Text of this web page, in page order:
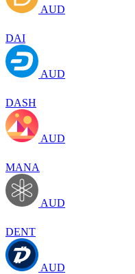
AUD
DAI
AUD
DASH
AUD
MANA
AUD
DENT
AUD